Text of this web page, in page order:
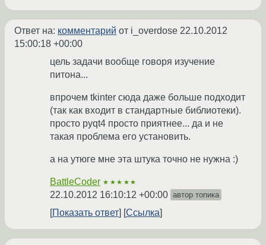
Ответ на: комментарий от i_overdose 22.10.2012
15:00:18 +00:00
цель задачи вообще говоря изучение
питона...
впрочем tkinter сюда даже больше подходит
(так как входит в стандартные библиотеки).
просто pyqt4 просто приятнее... да и не
такая проблема его установить.
а на утюге мне эта штука точно не нужна :)
BattleCoder ★★★★★
22.10.2012 16:10:12 +00:00 автор топика
Показать ответ Ссылка